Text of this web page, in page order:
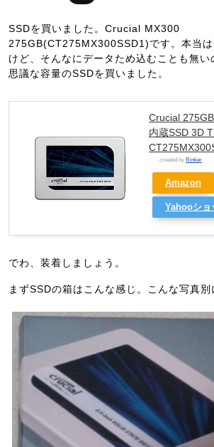
日
SSDを買いました。Crucial MX300
275GB(CT275MX300SSD1)です。本当
けど、そんなにデータため込むことも無
思議な容量のSSDを買いました。
Crucial
内蔵SSD 3D
created by Rinker
Amazon
Yahooショ
でわ、装着しましょう。
まずSSDの箱はこんな感じ。こんな写真別